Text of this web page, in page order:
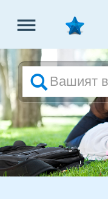
Влез
профила